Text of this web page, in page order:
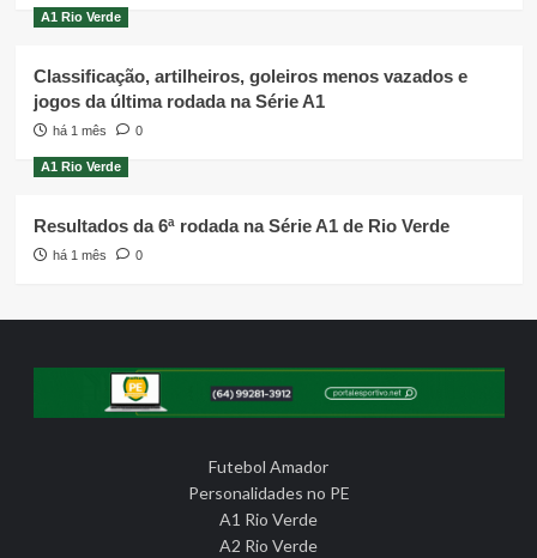
A1 Rio Verde
Classificação, artilheiros, goleiros menos vazados e
jogos da última rodada na Série A1
há 1 mês 0
A1 Rio Verde
Resultados da 6ª rodada na Série A1 de Rio Verde
há 1 mês 0
Futebol Amador
Personalidades no PE
A1 Rio Verde
A2 Rio Verde